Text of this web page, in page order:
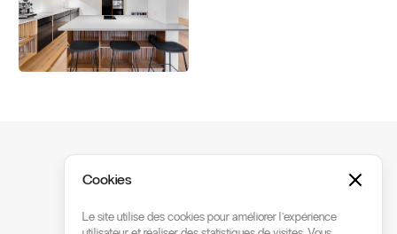
Cookies
Le site utilise des cookies pour améliorer l’expérience
Prêt·e à commencer?
Chaque projet commence par une